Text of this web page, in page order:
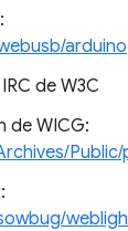
arduino
de W3C
de WICG: